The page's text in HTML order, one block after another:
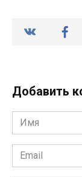
Добавить
Имя
*
Email
*